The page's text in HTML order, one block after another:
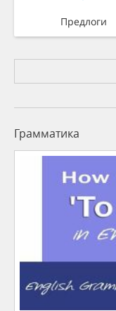
Предлоги
Грамматика